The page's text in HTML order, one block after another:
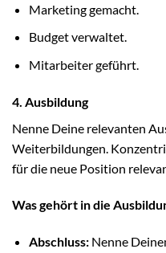
Marketing gemacht.
Budget verwaltet.
Mitarbeiter geführt.
4. Ausbildung
Nenne Deine relevanten
Weiterbildungen.
für die neue Position
Was gehört in die
Abschluss:Nenne